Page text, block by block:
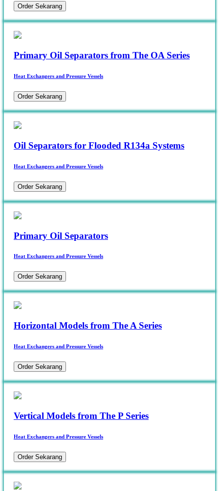
Order Sekarang
Primary Oil Separators from The OA Series
Heat Exchangers and Pressure Vessels
Order Sekarang
Oil Separators for Flooded R134a Systems
Heat Exchangers and Pressure Vessels
Order Sekarang
Primary Oil Separators
Heat Exchangers and Pressure Vessels
Order Sekarang
Horizontal Models from The A Series
Heat Exchangers and Pressure Vessels
Order Sekarang
Vertical Models from The P Series
Heat Exchangers and Pressure Vessels
Order Sekarang